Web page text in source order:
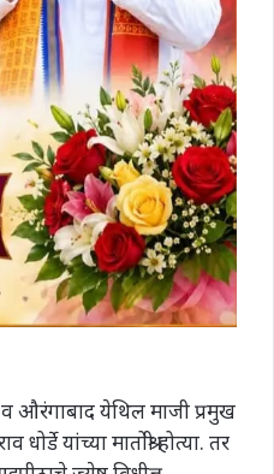
व औरंगाबाद येथिल माजी प्रमुख
यांच्या मातोश्री होत्या. तर